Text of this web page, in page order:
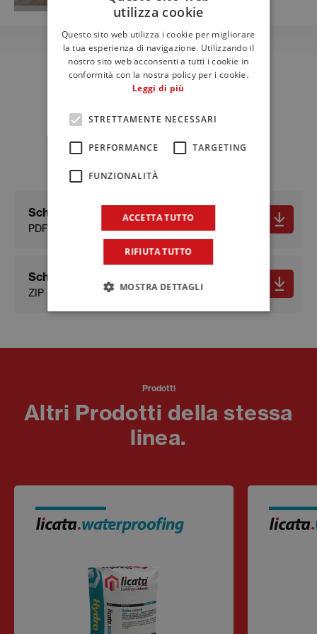
Download
Schede tecniche e
documenti
Scheda tecnica
PDF - 456.34 KB
Scheda sicurezza
ZIP - 477.02 KB
Prodotti
Altri Prodotti della stessa
linea.
ENGLISH
FRENCH
utilizza cookie
Questo sito web utilizza i cookie per migliorare
la tua esperienza di navigazione. Utilizzando il
nostro sito web acconsenti a tutti i cookie in
conformità con la nostra policy per i cookie.
Leggi di più
STRETTAMENTE NECESSARI
PERFORMANCE TARGETING
FUNZIONALITÀ
ACCETTA TUTTO
RIFIUTA TUTTO
MOSTRA DETTAGLI